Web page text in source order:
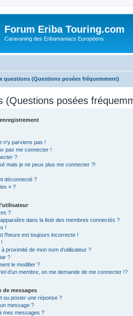
Forum Eriba Touring.com
Caravaning des Eribamaniacs Européens
questions (Questions posées fréquemment)
(Questions posées
n’y parviens pas !
pas me connecter !
?
mais je ne peux plus me connecter ?!
déconnecté ?
» ?
?
dans la liste des membres connectés ?
!
l’heure est toujours incorrecte !
proximité de mon nom d’utilisateur ?
?
le modifier ?
d’un membre, on me demande de me connecter !?
de messages
ou poster une réponse ?
message ?
mes messages ?